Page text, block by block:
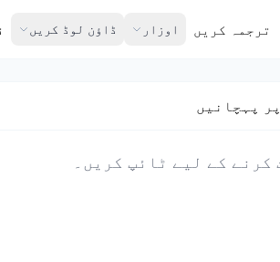
ترجمہ کریں اوزار ڈاؤن لوڈ کریں
پہچانیں